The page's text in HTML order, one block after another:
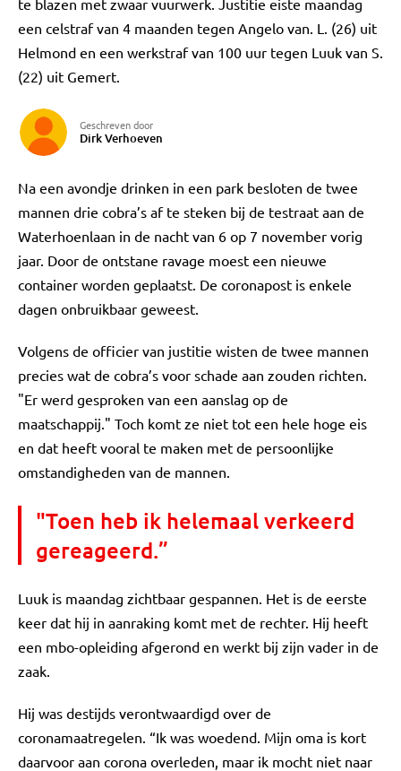
te blazen met zwaar vuurwerk. Justitie eiste maandag
een celstraf van 4 maanden tegen Angelo van. L. (26) uit
Helmond en een werkstraf van 100 uur tegen Luuk van S.
(22) uit Gemert.
Geschreven door
Dirk Verhoeven
Na een avondje drinken in een park besloten de twee
mannen drie cobra’s af te steken bij de testraat aan de
Waterhoenlaan in de nacht van 6 op 7 november vorig
jaar. Door de ontstane ravage moest een nieuwe
container worden geplaatst. De coronapost is enkele
dagen onbruikbaar geweest.
Volgens de officier van justitie wisten de twee mannen
precies wat de cobra’s voor schade aan zouden richten.
"Er werd gesproken van een aanslag op de
maatschappij." Toch komt ze niet tot een hele hoge eis
en dat heeft vooral te maken met de persoonlijke
omstandigheden van de mannen.
"Toen heb ik helemaal verkeerd
gereageerd.”
Luuk is maandag zichtbaar gespannen. Het is de eerste
keer dat hij in aanraking komt met de rechter. Hij heeft
een mbo-opleiding afgerond en werkt bij zijn vader in de
zaak.
Hij was destijds verontwaardigd over de
coronamaatregelen. “Ik was woedend. Mijn oma is kort
daarvoor aan corona overleden, maar ik mocht niet naar